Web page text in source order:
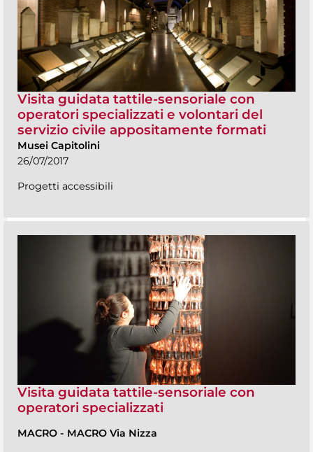
Visita guidata tattile-sensoriale con
operatori specializzati e volontari del
servizio civile appositamente formati
Musei Capitolini
26/07/2017
Progetti accessibili
Visita guidata tattile-sensoriale con
operatori specializzati
MACRO - MACRO Via Nizza